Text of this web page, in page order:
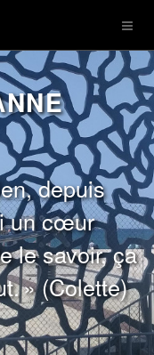
depuis
un cœur
le savoir, ça
» (Colette)